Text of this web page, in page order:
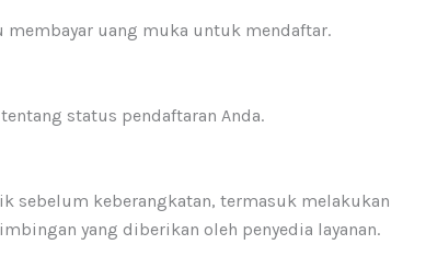
membayar uang muka untuk mendaftar.
status pendaftaran Anda.
sebelum keberangkatan, termasuk melakukan
yang diberikan oleh penyedia layanan.